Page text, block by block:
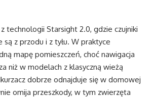
z technologii Starsight 2.0, gdzie czujniki
są z przodu i z tyłu. W praktyce
mapę pomieszczeń, choć nawigacja
niż w modelach z klasyczną wieżą
dobrze odnajduje się w domowej
omija przeszkody, w tym zwierzęta